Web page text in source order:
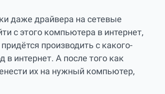
даже драйвера на сетевые
с этого компьютера в интернет,
производить с какого-
в интернет. А после того как
их на нужный компьютер,